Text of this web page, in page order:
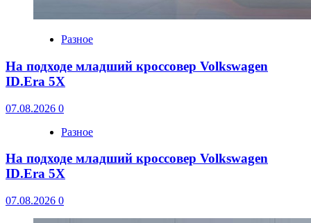
Разное
На подходе младший кроссовер Volkswagen
ID.Era 5X
07.08.2026 0
Разное
На подходе младший кроссовер Volkswagen
ID.Era 5X
07.08.2026 0